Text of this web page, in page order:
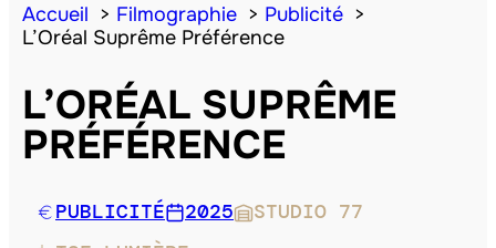
Accueil Filmographie
Publicité
L’Oréal Suprême Préférence
L’ORÉAL SUPRÊME
PRÉFÉRENCE
PUBLICITÉ 2025
STUDIO 77